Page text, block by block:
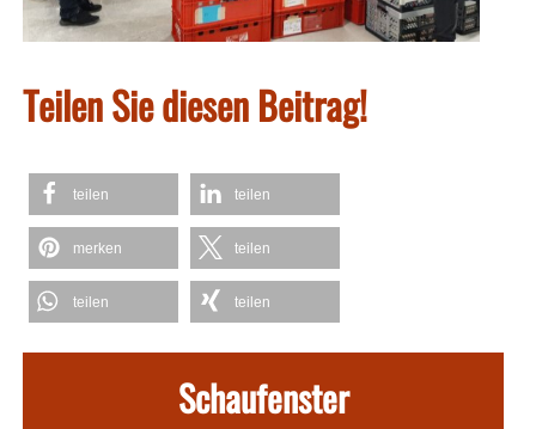
Teilen Sie diesen Beitrag!
teilen teilen
merken teilen
teilen teilen
Schaufenster